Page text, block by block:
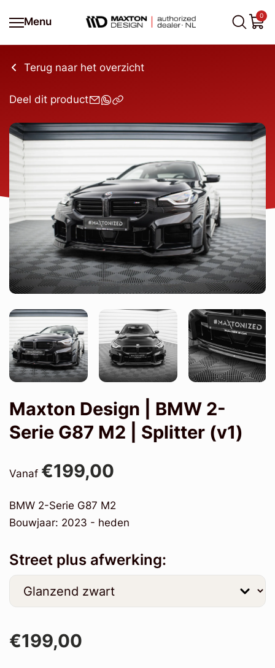
Menu
0
Terug naar het overzicht
Deel dit product
Maxton Design | BMW 2-
Serie G87 M2 | Splitter (v1)
Vanaf €199,00
BMW 2-Serie G87 M2
Bouwjaar: 2023 - heden
Street plus afwerking:
€199,00